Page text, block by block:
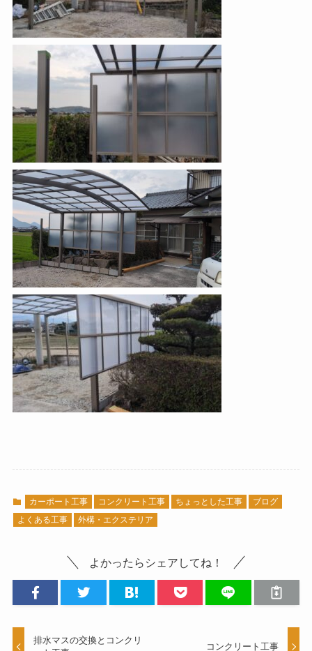
カーポート工事 コンクリート工事 ちょっとした工事
ブログ
よくある工事
外構・エクステリア
よかったらシェアしてね！
排水マスの交換とコンクリ
コンクリート工事